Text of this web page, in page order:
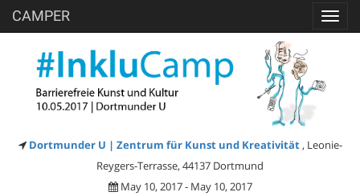
CAMPER
Dortmunder U | Zentrum für Kunst und Kreativität , Leonie-
Reygers-Terrasse, 44137 Dortmund
May 10, 2017 - May 10, 2017